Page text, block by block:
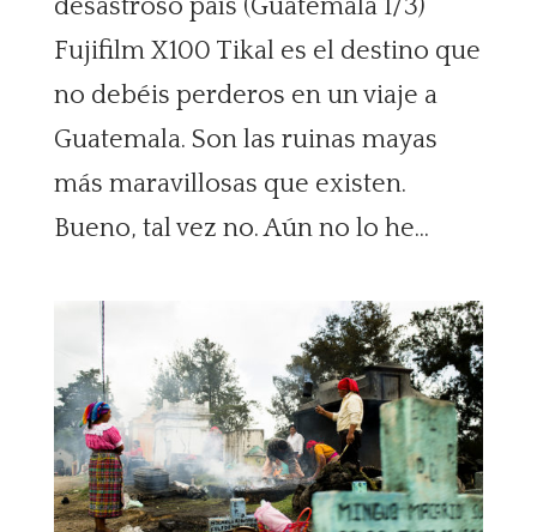
desastroso país (Guatemala 1/3)
Fujifilm X100 Tikal es el destino que
no debéis perderos en un viaje a
Guatemala. Son las ruinas mayas
más maravillosas que existen.
Bueno, tal vez no. Aún no lo he...